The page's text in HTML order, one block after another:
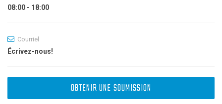
08:00 - 18:00
Courriel
Écrivez-nous!
OBTENIR UNE SOUMISSION